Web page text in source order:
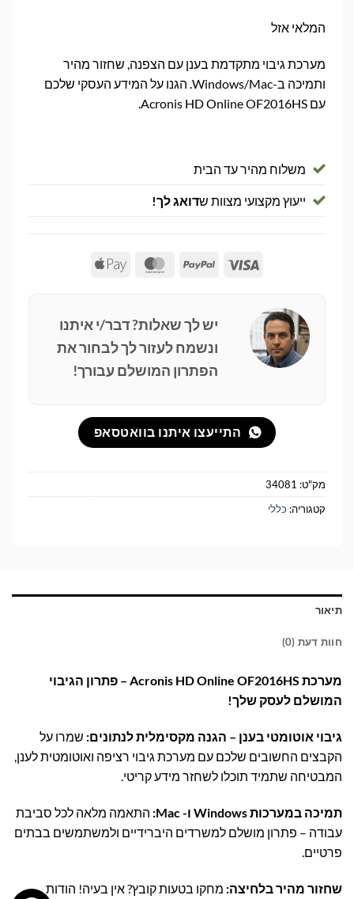
המלאי אזל
מערכת גיבוי מתקדמת בענן עם הצפנה, שחזור מהיר
ותמיכה ב-Windows/Mac. הגנו על המידע העסקי שלכם
עם Acronis HD Online OF2016HS.
משלוח מהיר עד הבית
ייעוץ מקצועי מצוות שדואג לך!
Visa
PayPal
MasterCard
Apple
יש לך שאלות? דבר/י איתנו
ונשמח לעזור לך לבחור את
הפתרון המושלם עבורך!
התייעצו איתנו בוואטסאפ
מק"ט: 34081
קטגוריה: כללי
תיאור
חוות דעת (0)
מערכת Acronis HD Online OF2016HS – פתרון הגיבוי
המושלם לעסק שלך!
גיבוי אוטומטי בענן – הגנה מקסימלית לנתונים: שמרו על
הקבצים החשובים שלכם עם מערכת גיבוי רציפה ואוטומטית לענן,
המבטיחה שתמיד תוכלו לשחזר מידע קריטי.
תמיכה במערכות Windows ו- Mac:
התאמה מלאה לכל סביבת
עבודה – פתרון מושלם למשרדים היברידיים ולמשתמשים בבתים
פרטיים.
שחזור מהיר בלחיצה: מחקו בטעות קובץ? אין בעיה! הודות